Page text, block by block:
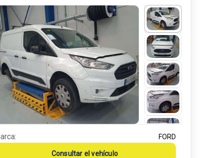
FORD
Consultar el vehículo